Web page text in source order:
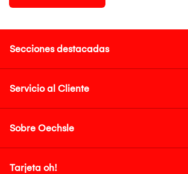
Secciones destacadas
Servicio al Cliente
Sobre Oechsle
Tarjeta oh!